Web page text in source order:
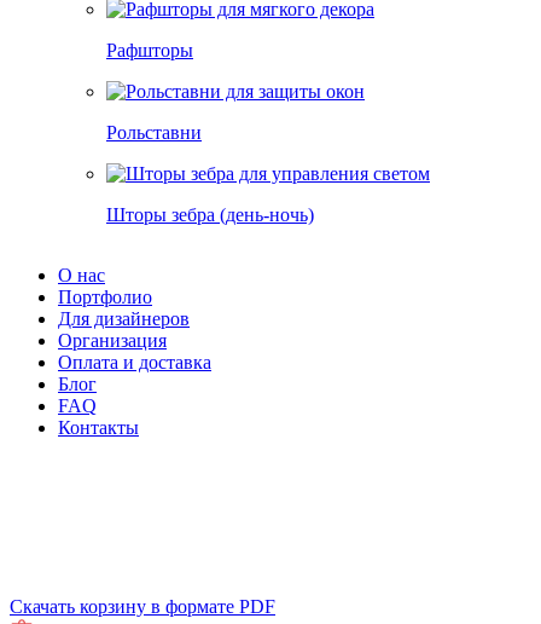
О нас
Портфолио
Для дизайнеров
Организация
Оплата и доставка
Блог
FAQ
Контакты
Рафшторы
Рольставни
Шторы зебра (день-ночь)
Скачать корзину в формате PDF